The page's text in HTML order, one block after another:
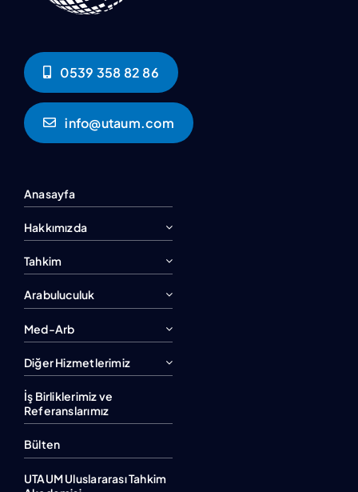
0539 358 82 86
info@utaum.com
Anasayfa
Hakkımızda
Tahkim
Arabuluculuk
Med-Arb
Diğer Hizmetlerimiz
İş Birliklerimiz ve
Referanslarımız
Bülten
UTAUM Uluslararası Tahkim